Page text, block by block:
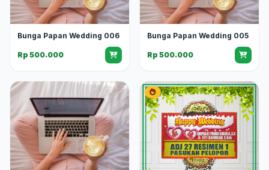
Bunga Papan Wedding 006
Rp 500.000
Bunga Papan Wedding 005
Rp 500.000